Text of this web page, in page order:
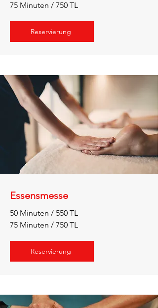
75 Minuten / 750 TL
Reservierung
Essensmesse
50 Minuten / 550 TL
75 Minuten / 750 TL
Reservierung